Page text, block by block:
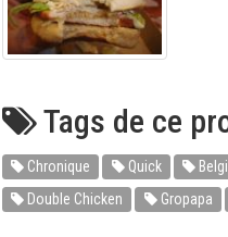
Tags de ce
Chronique Quick
Double Chicken
Gropapa